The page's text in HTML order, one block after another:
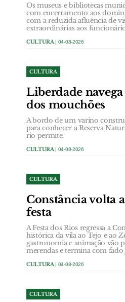
Os museus e bibliotecas
com encerramento aos
com a reduzida afluência de
extraordinárias aos
CULTURA | 04-08-2026
CULTURA
Liberdade
dos mouchões
A bordo de um varino
para conhecer a Reserva
rio permite.
CULTURA | 04-08-2026
CULTURA
Constância volta
festa
A Festa dos Rios regressa a
histórica da vila ao Tejo e ao
gastronomia e animação vão
merendas e termina com fado
CULTURA | 04-08-2026
CULTURA